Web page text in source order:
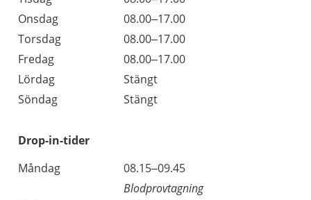
Onsdag
08.00–17.00
Torsdag
08.00–17.00
Fredag
08.00–17.00
Lördag
Stängt
Söndag
Stängt
Drop-in-tider
Måndag
08.15–09.45
Blodprovtagning